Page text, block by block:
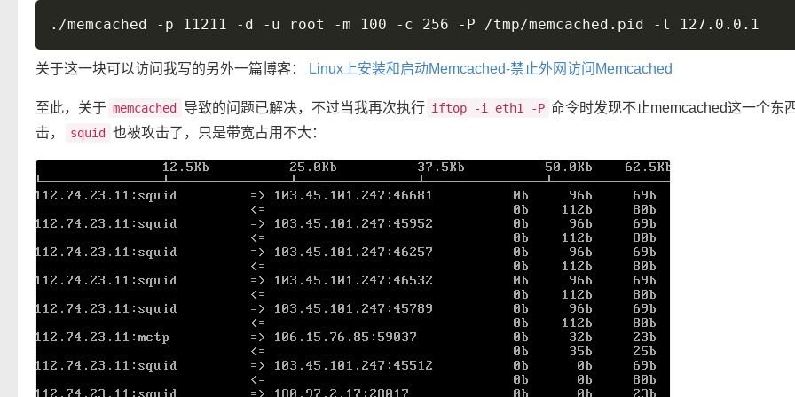
关于这一块可以访问我写的另外一篇博客： Linux上安装和启动Memcached-禁止外网访问Memcached
至此，关于 memcached 导致的问题已解决，不过当我再次执行 iftop -i eth1 -P 命令时发现不止memcached这一个东
击，
squid 也被攻击了，只是带宽占用不大：